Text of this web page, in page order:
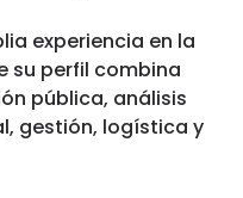
experiencia en la
su perfil combina
pública, análisis
gestión, logística y